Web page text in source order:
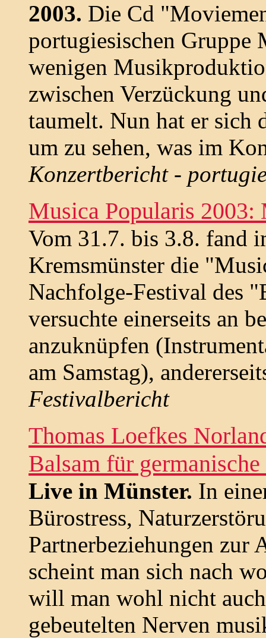
2003. Die Cd
portugiesischen Gruppe
wenigen
zwischen Verzückung
taumelt. Nun hat er sich
um zu sehen, was im
Konzertbericht -
Musica Popularis 2003:
Vom 31.7. bis 3.8. fand
Kremsmünster die
Nachfolge-Festival des
versuchte einerseits an
anzuknüpfen
am Samstag),
Festivalbericht
Thomas Loefkes
Balsam für germanische
Live in Münster. In
Bürostress,
Partnerbeziehungen zur
scheint man sich nach
will man wohl nicht
gebeutelten Nerven